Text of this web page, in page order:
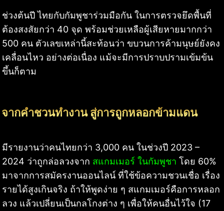
ช่วงต้นปี ไทยกับกัมพูชาร่วมมือกัน ในการตรวจยึดพื้นที่
ต้องสงสัยกว่า 40 จุด พร้อมช่วยเหลือผู้เสียหายมากกว่า
500 คน ตัวเลขเหล่านี้สะท้อนว่า ขบวนการค้ามนุษย์ยังคง
เคลื่อนไหว อย่างต่อเนื่อง แม้จะมีการปราบปรามเข้มข้น
ขึ้นก็ตาม
จากคำชวนทำงาน สู่การถูกหลอกข้ามแดน
มีรายงานว่าคนไทยกว่า 3,000 คน ในช่วงปี 2023 –
2024 ว่าถูกล่อลวงจาก สแกมเมอร์ ในกัมพูชา โดย 60%
มาจากการสมัครงานออนไลน์ ที่ใช้ข้อความชวนเชื่อ เรื่อง
รายได้สูงเกินจริง ถ้าให้พูดง่าย ๆ สแกมเมอร์คือการหลอก
ลวง แล้วเปลี่ยนเป็นกลโกงต่าง ๆ เพื่อให้คนอื่นไว้ใจ (17